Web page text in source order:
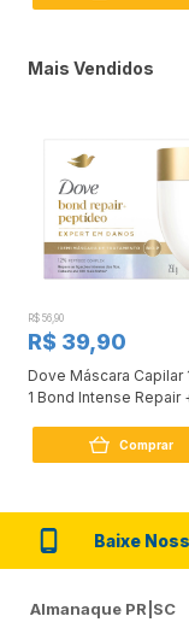
Mais Vendidos
R$ 56,90
R$ 39,90
Dove Máscara Capilar
1 Bond Intense Repair
Comprar
Baixe
Almanaque PR|SC